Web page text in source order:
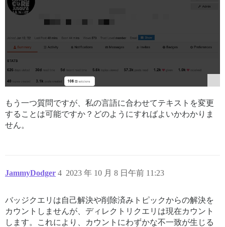
もう一つ質問ですが、私の言語に合わせてテキストを変更
することは可能ですか？どのようにすればよいかわかりま
せん。
JammyDodger 2023 年 10 月 8 日午前 11:23
4
バッジクエリは自己解決や削除済みトピックからの解決を
カウントしませんが、ディレクトリクエリは現在カウント
します。これにより、カウントにわずかな不一致が生じる